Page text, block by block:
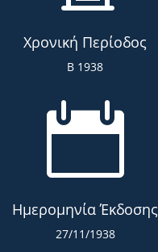
Χρονική Περίοδος
Β 1938

Ημερομηνία Έκδοσης
27/11/1938